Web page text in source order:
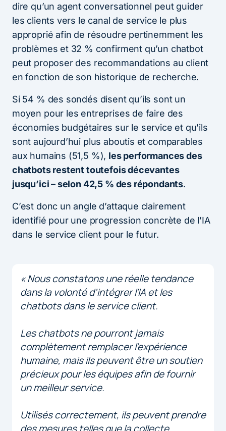
dire qu’un agent conversationnel peut guider
les clients vers le canal de service le plus
approprié afin de résoudre pertinemment les
problèmes et 32 % confirment qu’un chatbot
peut proposer des recommandations au client
en fonction de son historique de recherche.
Si 54 % des sondés disent qu’ils sont un
moyen pour les entreprises de faire des
économies budgétaires sur le service et qu’ils
sont aujourd’hui plus aboutis et comparables
aux humains (51,5 %), les performances des
chatbots restent toutefois décevantes
jusqu’ici – selon 42,5 % des répondants.
C’est donc un angle d’attaque clairement
identifié pour une progression concrète de l’IA
dans le service client pour le futur.
« Nous constatons une réelle tendance
dans la volonté d’intégrer l’IA et les
chatbots dans le service client.
Les chatbots ne pourront jamais
complètement remplacer l’expérience
humaine, mais ils peuvent être un soutien
précieux pour les équipes afin de fournir
un meilleur service.
Utilisés correctement, ils peuvent prendre